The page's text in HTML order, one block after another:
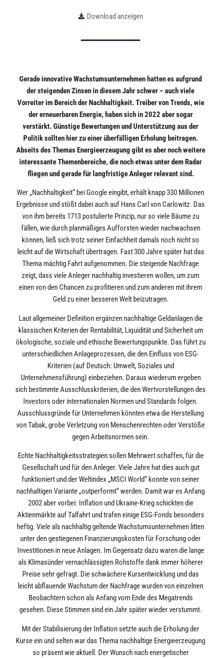
Download anzeigen
Gerade innovative Wachstumsunternehmen hatten es aufgrund
der steigenden Zinsen in diesem Jahr schwer – auch viele
Vorreiter im Bereich der Nachhaltigkeit. Treiber von Trends, wie
der erneuerbaren Energie, haben sich in 2022 aber sogar
verstärkt. Günstige Bewertungen und Unterstützung aus der
Politik sollten hier zu einer überfälligen Erholung beitragen.
Abseits des Themas Energieerzeugung gibt es aber noch weitere
interessante Themenbereiche, die noch etwas unter dem Radar
fliegen und gerade für langfristige Anleger relevant sind.
Wer „Nachhaltigkeit“ bei Google eingibt, erhält knapp 330 Millionen
Ergebnisse und stößt dabei auch auf Hans Carl von Carlowitz. Das
von ihm bereits 1713 postulierte Prinzip, nur so viele Bäume zu
fällen, wie durch planmäßiges Aufforsten wieder nachwachsen
können, ließ sich trotz seiner Einfachheit damals noch nicht so
leicht auf die Wirtschaft übertragen. Fast 300 Jahre später hat das
Thema mächtig Fahrt aufgenommen. Die steigende Nachfrage
zeigt, dass viele Anleger nachhaltig investieren wollen, um zum
einen von den Chancen zu profitieren und zum anderen mit ihrem
Geld zu einer besseren Welt beizutragen.
Laut allgemeiner Definition ergänzen nachhaltige Geldanlagen die
klassischen Kriterien der Rentabilität, Liquidität und Sicherheit um
ökologische, soziale und ethische Bewertungspunkte. Das führt zu
unterschiedlichen Anlageprozessen, die den Einfluss von ESG-
Kriterien (auf Deutsch: Umwelt, Soziales und
Unternehmensführung) einbeziehen. Daraus wiederum ergeben
sich bestimmte Ausschlusskriterien, die den Wertvorstellungen des
Investors oder internationalen Normen und Standards folgen.
Ausschlussgründe für Unternehmen könnten etwa die Herstellung
von Tabak, grobe Verletzung von Menschenrechten oder Verstöße
gegen Arbeitsnormen sein.
Echte Nachhaltigkeitsstrategien sollen Mehrwert schaffen, für die
Gesellschaft und für den Anleger. Viele Jahre hat dies auch gut
funktioniert und der Weltindex „MSCI World“ konnte von seiner
nachhaltigen Variante „outperformt“ werden. Damit war es Anfang
2002 aber vorbei: Inflation und Ukraine-Krieg schickten die
Aktienmärkte auf Talfahrt und trafen einige ESG-Fonds besonders
heftig. Viele als nachhaltig geltende Wachstumsunternehmen litten
unter den gestiegenen Finanzierungskosten für Forschung oder
Investitionen in neue Anlagen. Im Gegensatz dazu waren die lange
als Klimasünder vernachlässigten Rohstoffe dank immer höherer
Preise sehr gefragt. Die schwächere Kursentwicklung und das
leicht abflauende Wachstum der Nachfrage wurden von einzelnen
Beobachtern schon als Anfang vom Ende des Megatrends
gesehen. Diese Stimmen sind ein Jahr später wieder verstummt.
Mit der Stabilisierung der Inflation setzte auch die Erholung der
Kurse ein und selten war das Thema nachhaltige Energieerzeugung
so präsent wie aktuell. Der Wunsch nach energetischer